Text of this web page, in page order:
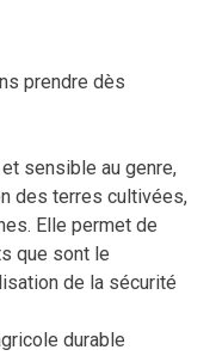
prendre dès
sensible au genre,
des terres cultivées,
Elle permet de
que sont le
de la sécurité
durable